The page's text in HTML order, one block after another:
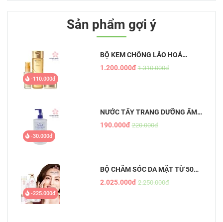
Sản phẩm gợi ý
-110.000đ
BỘ KEM CHỐNG LÃO HOÁ
AQUALABEL VÀNG
1.200.000đ 1.310.000đ
-30.000đ
NƯỚC TẨY TRANG DƯỠNG ẨM
TỰ NHIÊN HATOMUGI - THE
CLEANSING LOTION
190.000đ 220.000đ
-225.000đ
BỘ CHĂM SÓC DA MẶT TỪ 50
TUỔI
2.025.000đ 2.250.000đ